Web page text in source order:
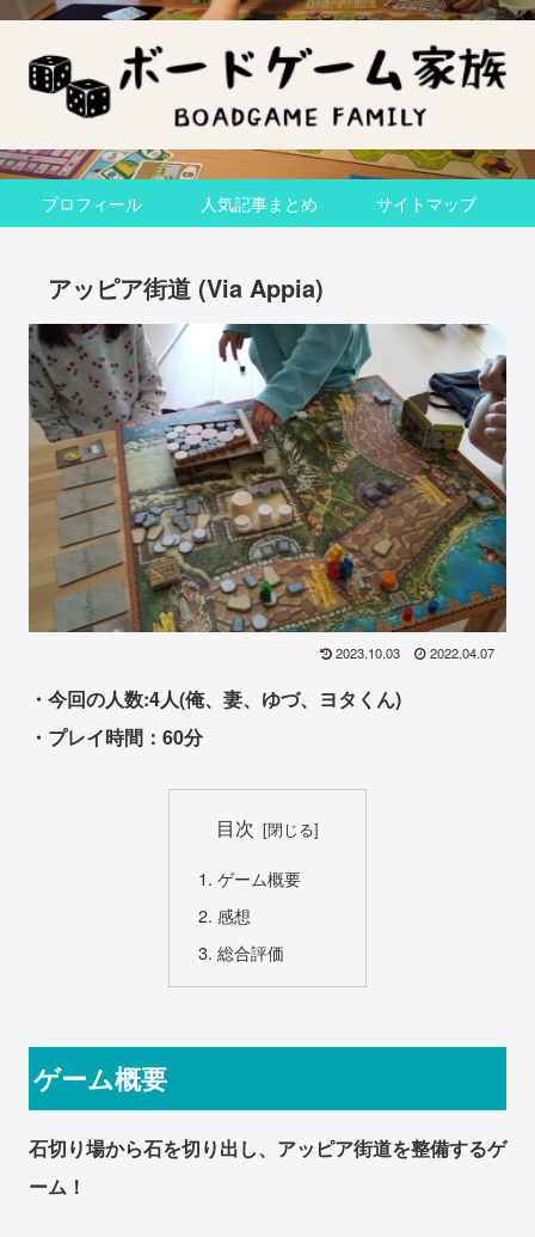
プロフィール 人気記事まとめ サイトマップ
アッピア街道 (Via Appia)
2023.10.03 2022.04.07
・今回の人数:4人(俺、妻、ゆづ、ヨタくん)
・プレイ時間：60分
目次
ゲーム概要
感想
総合評価
ゲーム概要
石切り場から石を切り出し、アッピア街道を整備するゲ
ーム！